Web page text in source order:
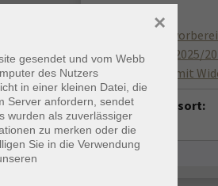
zur
rund um
Dokumente:
Flyer
Auszubildende 2025/
Veranstaltung mit
Veranstaltungsort:
online
gesendet und vom Webb
des Nutzers
in einer kleinen Datei, die
Server anfordern, sendet
wurden als zuverlässiger
zu merken oder die
Sie in die Verwendung
×